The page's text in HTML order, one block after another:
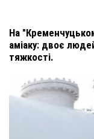
На
аміаку: двоє
тяжкості.